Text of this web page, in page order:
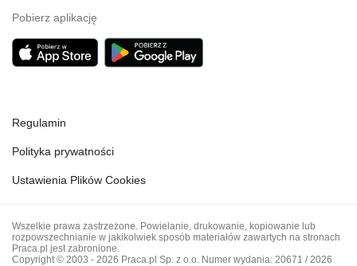
Pobierz aplikację
Regulamin
Polityka prywatności
Ustawienia Plików Cookies
Wszelkie prawa zastrzeżone. Powielanie, drukowanie, kopiowanie lub
rozpowszechnianie w jakikolwiek sposób materiałów zawartych na stronach
Praca.pl jest zabronione.
Copyright © 2003 - 2026 Praca.pl Sp. z o.o. Numer wydania: 20671 / 2026